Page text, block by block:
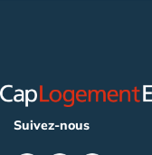
Suivez-nous